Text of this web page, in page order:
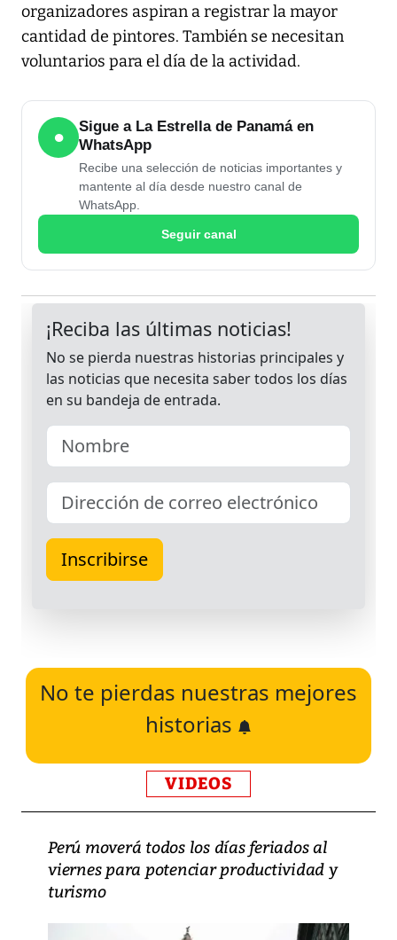
organizadores aspiran a registrar la mayor
cantidad de pintores. También se necesitan
voluntarios para el día de la actividad.
●
Sigue a La Estrella de Panamá en
WhatsApp
Recibe una selección de noticias importantes y
mantente al día desde nuestro canal de
WhatsApp.
Seguir canal
No te pierdas nuestras mejores
historias
VIDEOS
Perú moverá todos los días feriados al
viernes para potenciar productividad y
turismo